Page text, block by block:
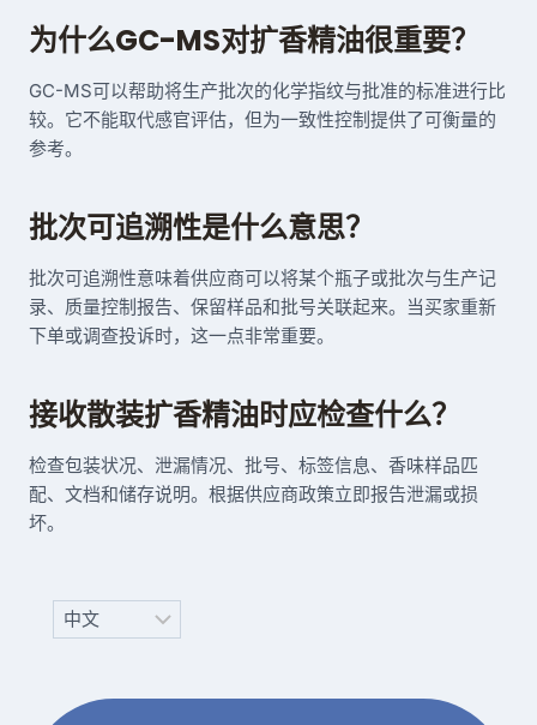
为什么GC-MS对扩香精油很重要？
GC-MS可以帮助将生产批次的化学指纹与批准的标准进行比
较。它不能取代感官评估，但为一致性控制提供了可衡量的
参考。
批次可追溯性是什么意思？
批次可追溯性意味着供应商可以将某个瓶子或批次与生产记
录、质量控制报告、保留样品和批号关联起来。当买家重新
下单或调查投诉时，这一点非常重要。
接收散装扩香精油时应检查什么？
检查包装状况、泄漏情况、批号、标签信息、香味样品匹
配、文档和储存说明。根据供应商政策立即报告泄漏或损
坏。
Choose
a